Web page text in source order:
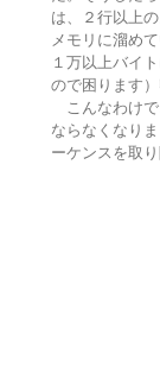
は、２行以上
メモリに溜め
１万以上バイ
ので困ります
こんなわけで
ならなくなり
ーケンスを取